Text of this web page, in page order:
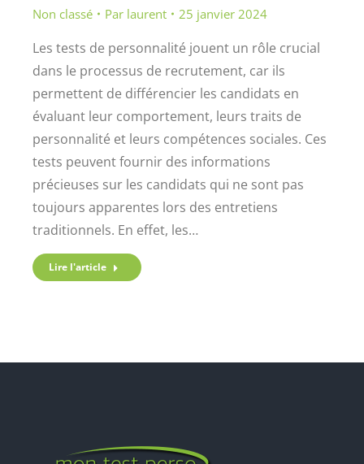
Non classé Par laurent 25 janvier 2024
Les tests de personnalité jouent un rôle crucial
dans le processus de recrutement, car ils
permettent de différencier les candidats en
évaluant leur comportement, leurs traits de
personnalité et leurs compétences sociales. Ces
tests peuvent fournir des informations
précieuses sur les candidats qui ne sont pas
toujours apparentes lors des entretiens
traditionnels. En effet, les…
Lire l'article